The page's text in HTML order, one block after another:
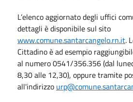
L’elenco aggiornato degli uffici
dettagli è disponibile sul sito
www.comune.santarcangelo.rn.it.
Cittadino è ad esempio
al numero 0541/356.356 (dal
8,30 alle 12,30), oppure tramite
all'indirizzo